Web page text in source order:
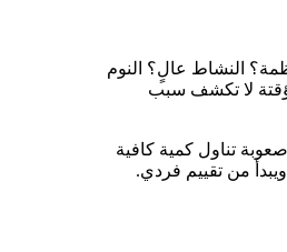
النشاط عالٍ؟ النوم
لا تكشف سبب
تناول كمية كافية
من تقييم فردي.